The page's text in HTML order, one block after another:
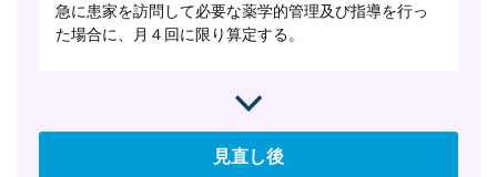
急に患家を訪問して必要な薬学的管理及び指導を行っ
た場合に、月４回に限り算定する。
見直し後